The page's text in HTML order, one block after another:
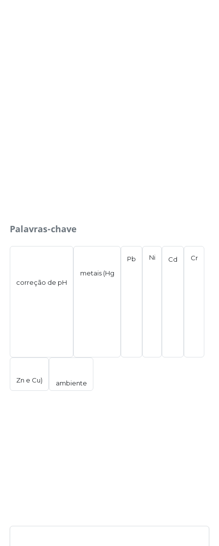
Palavras-chave
correção de pH
metais (Hg
Pb Ni Cd Cr
Zn e Cu) ambiente